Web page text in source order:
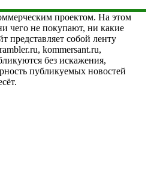
проектом. На этом
чего не покупают, ни какие
представляет собой ленту
kommersant.ru,
без искажения,
публикуемых новостей